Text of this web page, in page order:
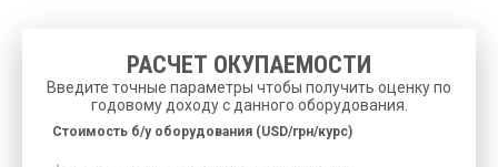
РАСЧЕТ ОКУПАЕМОСТИ
Введите точные параметры чтобы получить оценку по
годовому доходу с данного оборудования.
Cтоимость б/у оборудования (USD/грн/курс)